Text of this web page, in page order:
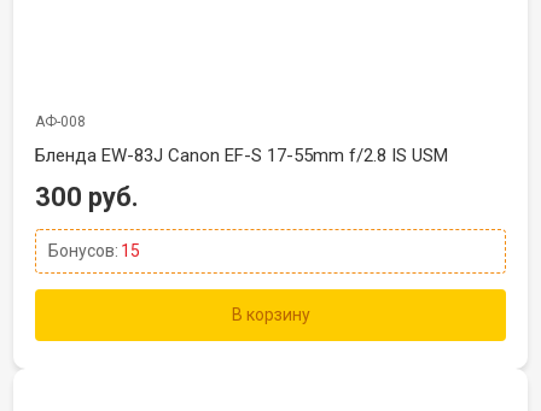
АФ-008
Бленда EW-83J Canon EF-S 17-55mm f/2.8 IS USM
300 руб.
Бонусов: 15
В корзину